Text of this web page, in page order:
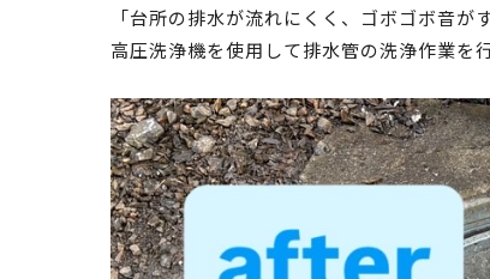
「台所の排水が流れにくく、ゴボゴボ音が
高圧洗浄機を使用して排水管の洗浄作業を